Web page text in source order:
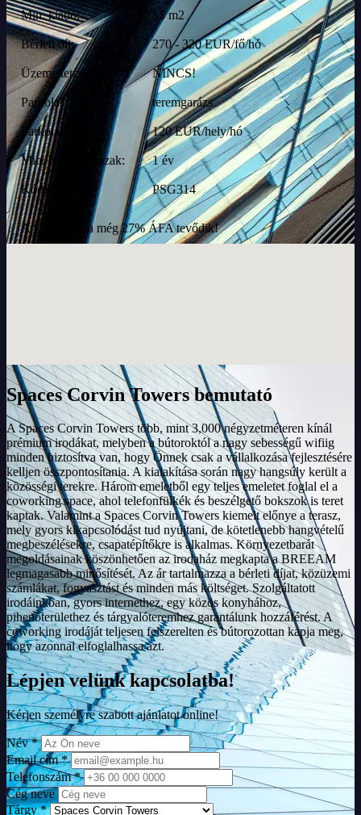
Min. kiadó: 15 m2
Bérleti díj: 270 - 320 EUR/fő/hó
Üzemeltetési díj: NINCS!
Parkolás: teremgarázs
Parkolás díja: 120 EUR/hely/hó
Min. bérleti időszak: 1 év
Kódszám: PSG314
A fenti díjakra még 27% ÁFA tevődik!
Spaces Corvin Towers bemutató
A Spaces Corvin Towers több, mint 3,000 négyzetméteren kínál
prémium irodákat, melyben a bútoroktól a nagy sebességű wifiig
minden biztosítva van, hogy Önnek csak a vállalkozása fejlesztésére
kelljen összpontosítania. A kialakítása során nagy hangsúly került a
közösségi terekre. Három emeletből egy teljes emeletet foglal el a
coworking space, ahol telefonfülkék és beszélgető bokszok is teret
kaptak. Valamint a Spaces Corvin Towers kiemelt előnye a terasz,
mely gyors kikapcsolódást tud nyújtani, de kötetlenebb hangvételű
megbeszélésekre, csapatépítőkre is alkalmas. Környezetbarát
megoldásainak köszönhetően az irodaház megkapta a BREEAM
legmagasabb minősítését. Az ár tartalmazza a bérleti díjat, közüzemi
számlákat, fogyasztást és minden más költséget. Szolgáltatott
irodáinkban, gyors internethez, egy közös konyhához,
pihenőterülethez és tárgyalóteremhez garantálunk hozzáférést. A
coworking irodáját teljesen felszerelten és bútorozottan kapja meg,
hogy azonnal elfoglalhassa azt.
Lépjen velünk kapcsolatba!
Kérjen személyre szabott ajánlatot online!
Név *
Email cím *
Telefonszám *
Cég neve
Tárgy *